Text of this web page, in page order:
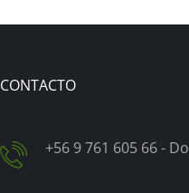
CONTACTO
+56 9 761 605 66 -